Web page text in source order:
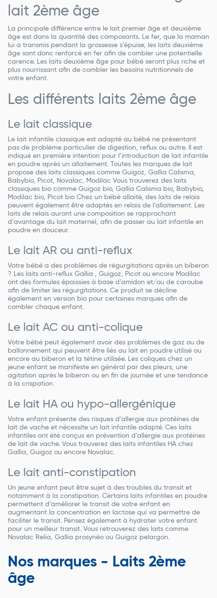
lait 2ème âge
La principale différence entre le lait premier âge et deuxième
âge est dans la quantité des composants. Le fer, que la maman
lui a transmis pendant la grossesse s’épuise, les laits deuxième
âge sont donc renforcé en fer afin de combler une potentielle
carence. Les laits deuxième âge pour bébé seront plus riche et
plus nourrissant afin de combler les besoins nutritionnels de
votre enfant.
Les différents laits 2ème âge
Le lait classique
Le lait infantile classique est adapté au bébé ne présentant
pas de problème particulier de digestion, reflux ou autre. Il est
indiqué en première intention pour l’introduction de lait infantile
en poudre après un allaitement. Toutes les marques de lait
propose des laits classiques comme Guigoz, Gallia Calisma,
Babybio, Picot, Novalac, Modilac Vous trouverez des laits
classiques bio comme Guigoz bio, Gallia Calisma bio, Babybio,
Modilac bio, Picot bio Chez un bébé allaité, des laits de relais
peuvent également être adaptés en relais de l’allaitement. Les
laits de relais auront une composition se rapprochant
d’avantage du lait maternel, afin de passer au lait infantile en
poudre en douceur.
Le lait AR ou anti-reflux
Votre bébé a des problèmes de régurgitations après un biberon
? Les laits anti-reflux Gallia , Guigoz, Picot ou encore Modilac
ont des formules épaissies à base d’amidon et/ou de caroube
afin de limiter les régurgitations. Ce produit se décline
également en version bio pour certaines marques afin de
combler chaque enfant.
Le lait AC ou anti-colique
Votre bébé peut également avoir des problèmes de gaz ou de
ballonnement qui peuvent être liés au lait en poudre utilisé ou
encore au biberon et la tétine utilisée. Les coliques chez un
jeune enfant se manifeste en général par des pleurs, une
agitation après le biberon ou en fin de journée et une tendance
à la crispation.
Le lait HA ou hypo-allergénique
Votre enfant présente des risques d’allergie aux protéines de
lait de vache et nécessite un lait infantile adapté. Ces laits
infantiles ont été conçus en prévention d’allergie aux protéines
de lait de vache. Vous trouverez des laits infantiles HA chez
Gallia, Guigoz ou encore Novalac.
Le lait anti-constipation
Un jeune enfant peut être sujet à des troubles du transit et
notamment à la constipation. Certains laits infantiles en poudre
permettent d’améliorer le transit de votre enfant en
augmentant la concentration en lactose qui va permettre de
faciliter le transit. Pensez également à hydrater votre enfant
pour un meilleur transit. Vous retrouverez des laits comme
Novalac Relia, Gallia prosynéo ou Guigoz pelargon.
Nos marques - Laits 2ème
âge